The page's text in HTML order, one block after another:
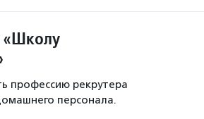
«Школу
профессию рекрутера
персонала.